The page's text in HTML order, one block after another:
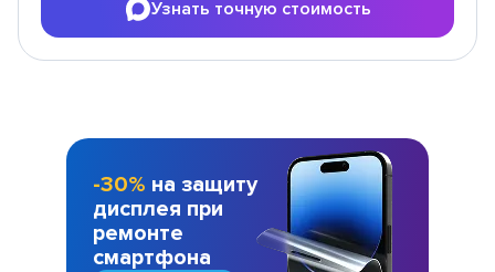
Узнать точную стоимость
-30% на защиту
дисплея при
ремонте
смартфона